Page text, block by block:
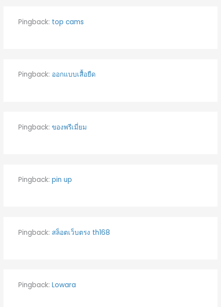
Pingback: top cams
Pingback: ออกแบบเสื้อยืด
Pingback: ของพรีเมี่ยม
Pingback: pin up
Pingback: สล็อตเว็บตรง th168
Pingback: Lowara